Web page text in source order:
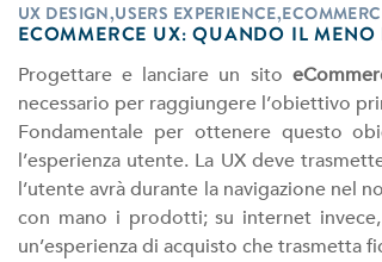
UX DESIGN,USERS
ECOMMERCE UX: QUANDO IL MENO
Progettare e lanciare un sito
necessario per raggiungere l’obiettivo
Fondamentale per ottenere questo
l’esperienza utente. La UX deve
l’utente avrà durante la navigazione nel
con mano i prodotti; su internet
un’esperienza di acquisto che trasmetta